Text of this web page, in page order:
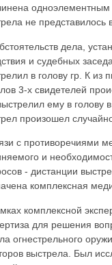
не
дела,
и судебных
в голову гр. К из
3-х свидетелей
ему в голову
произошел
с противоречиями
и
- дистанции
комплексная
комплексной
для решения
огнестрельного
выстрела. Был